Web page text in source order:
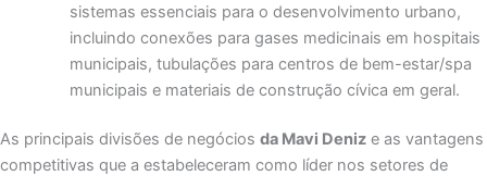
sistemas essenciais para o desenvolvimento urbano,
incluindo conexões para gases medicinais em hospitais
municipais, tubulações para centros de bem-estar/spa
municipais e materiais de construção cívica em geral.
As principais divisões de negócios da Mavi Deniz e as vantagens
competitivas que a estabeleceram como líder nos setores de